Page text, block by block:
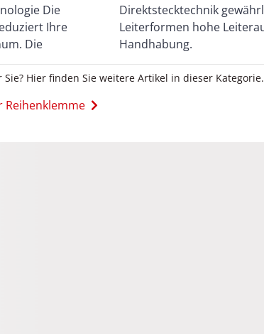
Die
Ihre
Die
bei allen
und einfache
Handhabung.
Hier finden Sie weitere Artikel in dieser Kategorie.
Reihenklemme